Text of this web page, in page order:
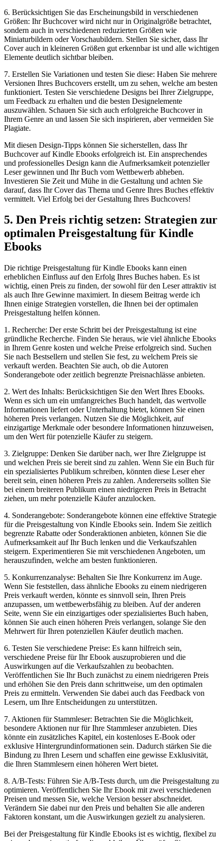
6. Berücksichtigen Sie das Erscheinungsbild‍ in ⁤verschiedenen
Größen: Ihr ⁤Buchcover wird nicht nur in Originalgröße betrachtet,
sondern auch in verschiedenen reduzierten Größen wie
Miniaturbildern ⁤oder Vorschaubildern.⁢ Stellen ‌Sie sicher, dass Ihr‍
Cover‍ auch in kleineren Größen gut erkennbar ist und alle wichtigen
Elemente deutlich sichtbar bleiben.
7. Erstellen Sie Variationen und⁢ testen Sie diese: Haben Sie mehrere
Versionen ‌Ihres Buchcovers erstellt, um zu sehen,⁣ welche am besten
funktioniert. Testen Sie verschiedene Designs bei Ihrer Zielgruppe,⁢
um Feedback ‍zu erhalten‌ und die‌ besten Designelemente
auszuwählen. Schauen Sie sich auch erfolgreiche Buchcover in
Ihrem⁣ Genre ⁢an und lassen Sie sich​ inspirieren, aber ‌vermeiden​ Sie
Plagiate.
Mit diesen Design-Tipps können Sie sicherstellen, dass Ihr
Buchcover auf Kindle‍ Ebooks erfolgreich ist. Ein ​ansprechendes
und professionelles Design kann die Aufmerksamkeit potenzieller
Leser gewinnen und Ihr Buch vom Wettbewerb abheben.
⁢Investieren Sie Zeit und Mühe in die Gestaltung und achten Sie
darauf, dass Ihr Cover das Thema und Genre Ihres Buches effektiv
vermittelt. Viel‍ Erfolg bei der Gestaltung ⁢Ihres⁤ Buchcovers!
5. Den Preis richtig setzen: Strategien zur
optimalen Preisgestaltung​ für Kindle
Ebooks
Die richtige Preisgestaltung für Kindle Ebooks kann einen
erheblichen⁢ Einfluss auf den Erfolg ⁢Ihres Buches haben. Es ist
wichtig, einen Preis ‍zu finden, der sowohl für den Leser attraktiv​ ist
als auch Ihre Gewinne maximiert. In ​diesem Beitrag werde ich
Ihnen ‍einige Strategien vorstellen, die Ihnen bei der optimalen
Preisgestaltung helfen können.
1. Recherche: Der erste⁢ Schritt ⁣bei der Preisgestaltung ist eine
gründliche Recherche. Finden Sie heraus, ⁢wie⁢ viel ähnliche Ebooks
in Ihrem Genre kosten⁣ und welche Preise​ erfolgreich⁤ sind. Suchen
Sie nach Bestsellern und stellen Sie fest, zu welchem Preis ⁤sie
verkauft werden. Beachten Sie auch, ob die Autoren
Sonderangebote oder zeitlich begrenzte Preisnachlässe anbieten.
2. Wert des Inhalts: Berücksichtigen Sie den Wert Ihres Ebooks.
Wenn⁤ es sich um ⁣ein umfangreiches Buch handelt, das wertvolle
Informationen liefert oder Unterhaltung bietet, können Sie einen
höheren Preis verlangen. Nutzen Sie​ die Möglichkeit, auf
einzigartige Merkmale ‌oder besondere Informationen hinzuweisen,‌
um den Wert für potenzielle Käufer zu steigern.
3. Zielgruppe: Denken Sie darüber nach, wer Ihre Zielgruppe ist
und welchen Preis sie bereit sind zu zahlen. Wenn⁣ Sie ein Buch für
ein spezialisiertes ‍Publikum schreiben, könnten diese Leser ⁤eher
bereit sein, einen höheren Preis zu zahlen. Andererseits sollten Sie
bei einem breiteren Publikum einen niedrigeren Preis in Betracht
ziehen, ⁣um mehr potenzielle ⁣Käufer ⁢anzulocken.
4.⁣ Sonderangebote:⁣ Sonderangebote können ⁣eine effektive Strategie
für die Preisgestaltung von Kindle⁣ Ebooks sein. Indem Sie zeitlich
begrenzte Rabatte oder Sonderaktionen anbieten, können Sie die
Aufmerksamkeit auf ‍Ihr Buch lenken und die Verkaufszahlen
steigern. Experimentieren Sie‍ mit‌ verschiedenen Angeboten, um
herauszufinden, welche am besten funktionieren.
5.⁤ Konkurrenzanalyse: Behalten​ Sie ‌Ihre Konkurrenz im Auge.
⁤Wenn Sie feststellen,‌ dass ähnliche ⁢Ebooks zu einem niedrigeren
Preis verkauft werden, könnte es sinnvoll sein, Ihren ⁤Preis
anzupassen, ⁢um wettbewerbsfähig‍ zu​ bleiben. ​Auf der anderen
Seite, wenn Sie ein einzigartiges oder spezialisiertes Buch haben,‌
können Sie auch einen höheren​ Preis verlangen, solange​ Sie den
Mehrwert für Ihren potenziellen Käufer ​deutlich machen.
6.‍ Testen Sie verschiedene Preise: Es kann hilfreich sein,
verschiedene Preise für Ihr Ebook​ auszuprobieren und die
Auswirkungen auf die Verkaufszahlen zu beobachten.
Veröffentlichen Sie Ihr Buch​ zunächst zu einem niedrigeren Preis
und erhöhen Sie​ den ⁢Preis dann ⁢schrittweise, um den optimalen
Preis zu ermitteln. Verwenden⁣ Sie dabei auch das Feedback ​von
Lesern, um Ihre Entscheidungen zu unterstützen.
7. Aktionen ⁢für⁤ Stammleser: Betrachten Sie die Möglichkeit,‌
besondere Aktionen nur für Ihre Stammleser ‌anzubieten.⁢ Dies
könnte ein zusätzliches Kapitel, ein ‌kostenloses E-Book oder⁢
exklusive Hintergrundinformationen sein. Dadurch stärken Sie die
Bindung zu Ihren Lesern und schaffen eine gewisse Exklusivität,
die ⁤Ihren Stammlesern einen höheren Wert bietet.
8. A/B-Tests: Führen‌ Sie A/B-Tests durch,⁤ um die Preisgestaltung zu
optimieren. Veröffentlichen‌ Sie Ihr Ebook mit zwei verschiedenen
Preisen und ​messen Sie, welche⁢ Version‍ besser abschneidet.
Verändern Sie dabei nur⁢ den Preis und⁤ behalten Sie alle anderen
Faktoren konstant, um die Auswirkungen gezielt zu⁤ analysieren.
Bei der Preisgestaltung für⁣ Kindle Ebooks ‌ist es ⁣wichtig, flexibel ⁢zu